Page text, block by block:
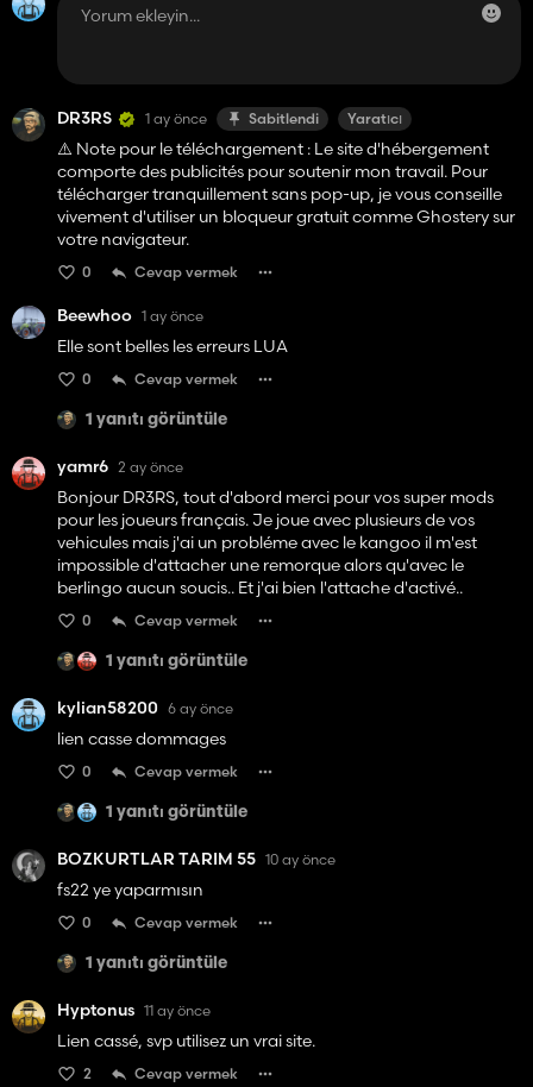
DR3RS 1 ay önce Sabitlendi Yaratıcı
⚠️ Note pour le téléchargement : Le site d'hébergement
comporte des publicités pour soutenir mon travail. Pour
télécharger tranquillement sans pop-up, je vous conseille
vivement d'utiliser un bloqueur gratuit comme Ghostery sur
votre navigateur.
0 Cevap vermek
Beewhoo 1 ay önce
Elle sont belles les erreurs LUA
0 Cevap vermek
1 yanıtı görüntüle
yamr6 2 ay önce
Bonjour DR3RS, tout d'abord merci pour vos super mods
pour les joueurs français. Je joue avec plusieurs de vos
vehicules mais j'ai un probléme avec le kangoo il m'est
impossible d'attacher une remorque alors qu'avec le
berlingo aucun soucis.. Et j'ai bien l'attache d'activé..
0 Cevap vermek
1 yanıtı görüntüle
kylian58200 6 ay önce
lien casse dommages
0 Cevap vermek
1 yanıtı görüntüle
BOZKURTLAR TARIM 55 10 ay önce
fs22 ye yaparmısın
0 Cevap vermek
1 yanıtı görüntüle
Hyptonus 11 ay önce
Lien cassé, svp utilisez un vrai site.
2 Cevap vermek